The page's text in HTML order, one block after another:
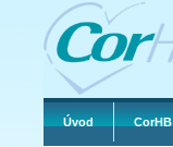
Úvod CorHB